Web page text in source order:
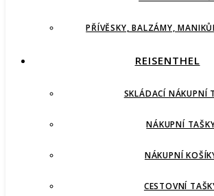
PŘÍVĚSKY, BALZÁMY,
REISENTHEL
SKLÁDACÍ NÁKUPNÍ
NÁKUPNÍ
NÁKUPNÍ
CESTOVNÍ